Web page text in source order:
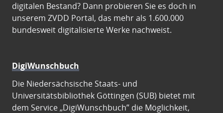
digitalen Bestand? Dann probieren Sie es doch in
unserem ZVDD Portal, das mehr als 1.600.000
bundesweit digitalisierte Werke nachweist.
DigiWunschbuch
Die Niedersächsische Staats- und
Universitätsbibliothek Göttingen (SUB) bietet mit
dem Service „DigiWunschbuch” die Möglichkeit,